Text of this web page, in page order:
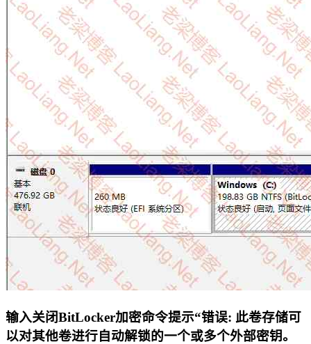
输入关闭BitLocker加密命令提示“错误: 此卷存储可
以对其他卷进行自动解锁的一个或多个外部密钥。